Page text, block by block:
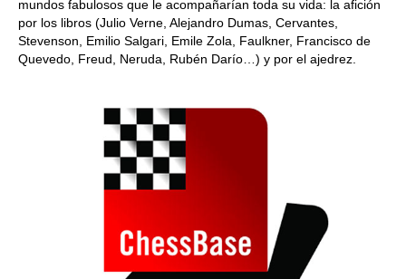
mundos fabulosos que le acompañarían toda su vida: la afición
por los libros (Julio Verne, Alejandro Dumas, Cervantes,
Stevenson, Emilio Salgari, Emile Zola, Faulkner, Francisco de
Quevedo, Freud, Neruda, Rubén Darío…) y por el ajedrez.